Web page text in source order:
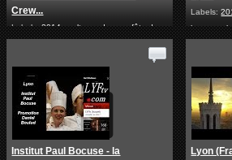
Crew...
Labels:2014,culture,danse,fête des
Labels:
humour,
Institut Paul Bocuse - la
Lyon